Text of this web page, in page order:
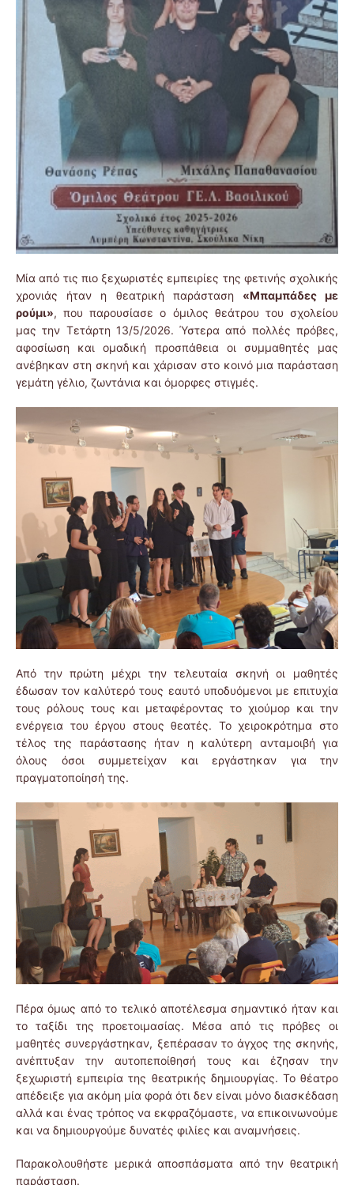
Μία από τις πιο ξεχωριστές εμπειρίες της φετινής σχολικής
χρονιάς ήταν η θεατρική παράσταση «Μπαμπάδες με
ρούμι», που παρουσίασε ο όμιλος θεάτρου του σχολείου
μας την Τετάρτη 13/5/2026. Ύστερα από πολλές πρόβες,
αφοσίωση και ομαδική προσπάθεια οι συμμαθητές μας
ανέβηκαν στη σκηνή και χάρισαν στο κοινό μια παράσταση
γεμάτη γέλιο, ζωντάνια και όμορφες στιγμές.
Από την πρώτη μέχρι την τελευταία σκηνή οι μαθητές
έδωσαν τον καλύτερό τους εαυτό υποδυόμενοι με επιτυχία
τους ρόλους τους και μεταφέροντας το χιούμορ και την
ενέργεια του έργου στους θεατές. Το χειροκρότημα στο
τέλος της παράστασης ήταν η καλύτερη ανταμοιβή για
όλους όσοι συμμετείχαν και εργάστηκαν για την
πραγματοποίησή της.
Πέρα όμως από το τελικό αποτέλεσμα σημαντικό ήταν και
το ταξίδι της προετοιμασίας. Μέσα από τις πρόβες οι
μαθητές συνεργάστηκαν, ξεπέρασαν το άγχος της σκηνής,
ανέπτυξαν την αυτοπεποίθησή τους και έζησαν την
ξεχωριστή εμπειρία της θεατρικής δημιουργίας. Το θέατρο
απέδειξε για ακόμη μία φορά ότι δεν είναι μόνο διασκέδαση
αλλά και ένας τρόπος να εκφραζόμαστε, να επικοινωνούμε
και να δημιουργούμε δυνατές φιλίες και αναμνήσεις.
Παρακολουθήστε μερικά αποσπάσματα από την θεατρική
παράσταση.